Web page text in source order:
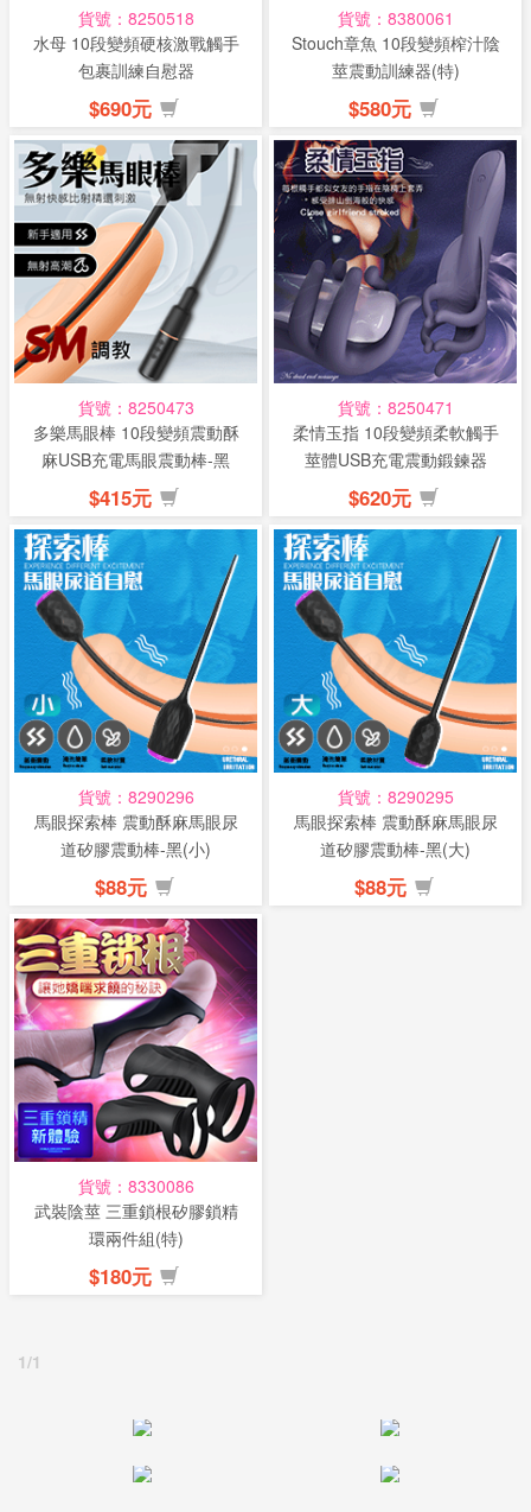
貨號：8250518
水母 10段變頻硬核激戰觸手
包裹訓練自慰器
$690元
貨號：8380061
Stouch章魚 10段變頻榨汁陰
莖震動訓練器(特)
$580元
貨號：8250473
多樂馬眼棒 10段變頻震動酥
麻USB充電馬眼震動棒-黑
$415元
貨號：8250471
柔情玉指 10段變頻柔軟觸手
莖體USB充電震動鍛鍊器
$620元
貨號：8290296
馬眼探索棒 震動酥麻馬眼尿
道矽膠震動棒-黑(小)
$88元
貨號：8290295
馬眼探索棒 震動酥麻馬眼尿
道矽膠震動棒-黑(大)
$88元
貨號：8330086
武裝陰莖 三重鎖根矽膠鎖精
環兩件組(特)
$180元
1/1